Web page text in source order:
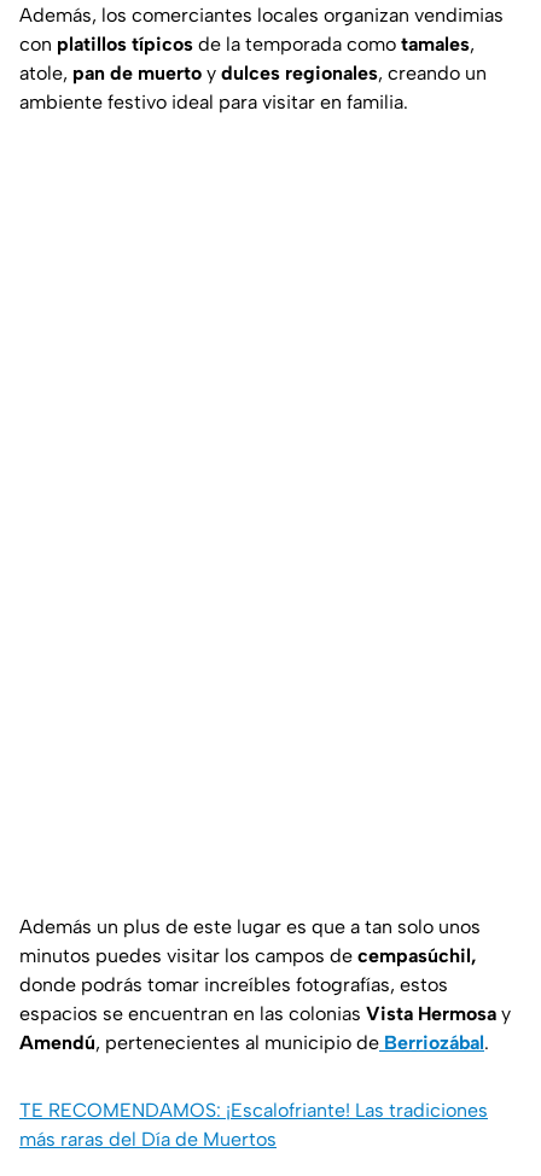
Además, los comerciantes locales organizan vendimias
con platillos típicos de la temporada como tamales,
atole, pan de muerto y dulces regionales, creando un
ambiente festivo ideal para visitar en familia.
Además un plus de este lugar es que a tan solo unos
minutos puedes visitar los campos de cempasúchil,
donde podrás tomar increíbles fotografías, estos
espacios se encuentran en las colonias Vista Hermosa y
Amendú, pertenecientes al municipio de Berriozábal.
TE RECOMENDAMOS: ¡Escalofriante! Las tradiciones
más raras del Día de Muertos